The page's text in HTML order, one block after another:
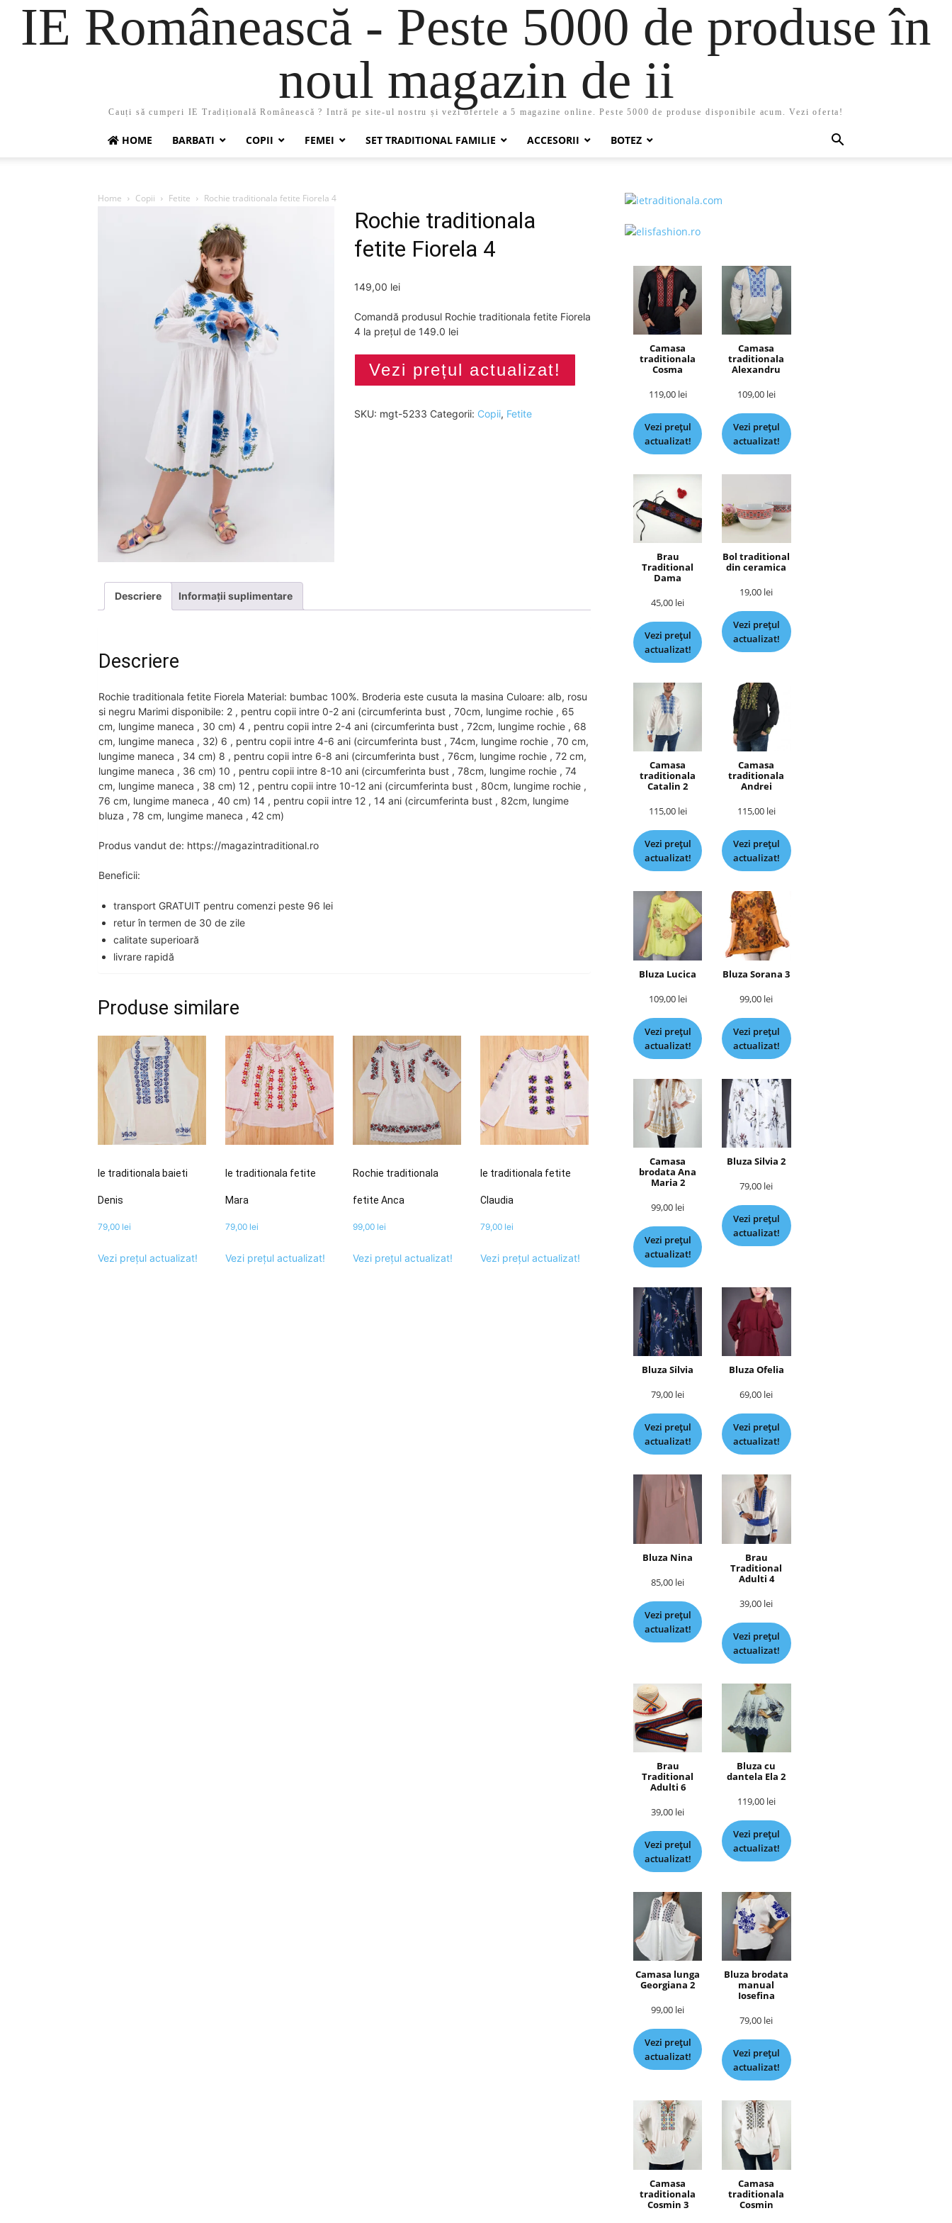
IE Românească - Peste 5000 de produse în
noul magazin de ii
Cauți să cumperi IE Tradițională Românească ? Intră pe site-ul nostru și vezi ofertele a 5 magazine online. Peste 5000 de produse disponibile acum. Vezi oferta!
HOME BARBATI COPII FEMEI SET TRADITIONAL FAMILIE ACCESORII BOTEZ
Home Copii Fetite Rochie traditionala fetite Fiorela 4
Rochie traditionala
fetite Fiorela 4
149,00 lei
Comandă produsul Rochie traditionala fetite Fiorela
4 la prețul de 149.0 lei
Vezi prețul actualizat!
SKU: mgt-5233 Categorii: Copii, Fetite
Descriere Informații suplimentare
Descriere
Rochie traditionala fetite Fiorela Material: bumbac 100%. Broderia este cusuta la masina Culoare: alb, rosu
si negru Marimi disponibile: 2 , pentru copii intre 0-2 ani (circumferinta bust , 70cm, lungime rochie , 65
cm, lungime maneca , 30 cm) 4 , pentru copii intre 2-4 ani (circumferinta bust , 72cm, lungime rochie , 68
cm, lungime maneca , 32) 6 , pentru copii intre 4-6 ani (circumferinta bust , 74cm, lungime rochie , 70 cm,
lungime maneca , 34 cm) 8 , pentru copii intre 6-8 ani (circumferinta bust , 76cm, lungime rochie , 72 cm,
lungime maneca , 36 cm) 10 , pentru copii intre 8-10 ani (circumferinta bust , 78cm, lungime rochie , 74
cm, lungime maneca , 38 cm) 12 , pentru copii intre 10-12 ani (circumferinta bust , 80cm, lungime rochie ,
76 cm, lungime maneca , 40 cm) 14 , pentru copii intre 12 , 14 ani (circumferinta bust , 82cm, lungime
bluza , 78 cm, lungime maneca , 42 cm)
Produs vandut de: https://magazintraditional.ro
Beneficii:
transport GRATUIT pentru comenzi peste 96 lei
retur în termen de 30 de zile
calitate superioară
livrare rapidă
Produse similare
Ie traditionala baieti
Denis
79,00 lei
Vezi prețul actualizat!
Ie traditionala fetite
Mara
79,00 lei
Vezi prețul actualizat!
Rochie traditionala
fetite Anca
99,00 lei
Vezi prețul actualizat!
Ie traditionala fetite
Claudia
79,00 lei
Vezi prețul actualizat!
Camasa
traditionala
Cosma
119,00 lei
Vezi prețul
actualizat!
Camasa
traditionala
Alexandru
109,00 lei
Vezi prețul
actualizat!
Brau
Traditional
Dama
45,00 lei
Vezi prețul
actualizat!
Bol traditional
din ceramica
19,00 lei
Vezi prețul
actualizat!
Camasa
traditionala
Catalin 2
115,00 lei
Vezi prețul
actualizat!
Camasa
traditionala
Andrei
115,00 lei
Vezi prețul
actualizat!
Bluza Lucica
109,00 lei
Vezi prețul
actualizat!
Bluza Sorana 3
99,00 lei
Vezi prețul
actualizat!
Camasa
brodata Ana
Maria 2
99,00 lei
Vezi prețul
actualizat!
Bluza Silvia 2
79,00 lei
Vezi prețul
actualizat!
Bluza Silvia
79,00 lei
Vezi prețul
actualizat!
Bluza Ofelia
69,00 lei
Vezi prețul
actualizat!
Bluza Nina
85,00 lei
Vezi prețul
actualizat!
Brau
Traditional
Adulti 4
39,00 lei
Vezi prețul
actualizat!
Brau
Traditional
Adulti 6
39,00 lei
Vezi prețul
actualizat!
Bluza cu
dantela Ela 2
119,00 lei
Vezi prețul
actualizat!
Camasa lunga
Georgiana 2
99,00 lei
Vezi prețul
actualizat!
Bluza brodata
manual
Iosefina
79,00 lei
Vezi prețul
actualizat!
Camasa
traditionala
Cosmin 3
Camasa
traditionala
Cosmin